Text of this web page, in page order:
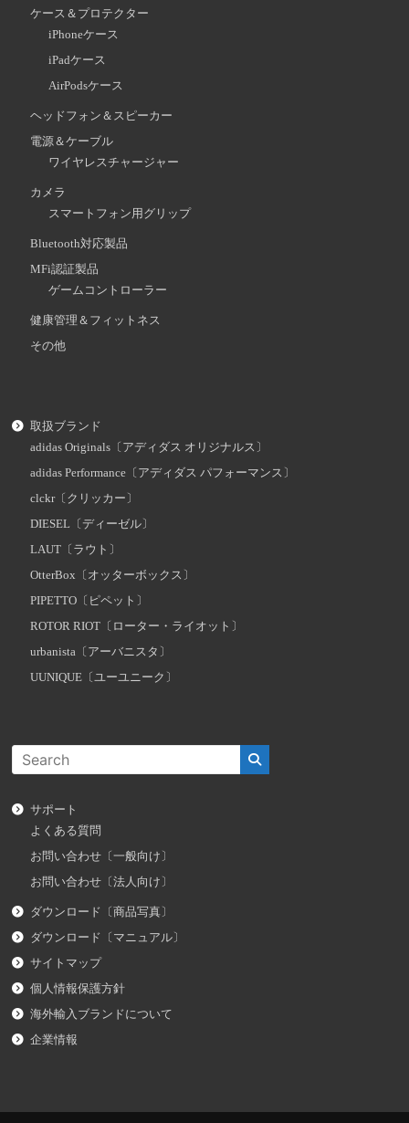
ケース＆プロテクター
iPhoneケース
iPadケース
AirPodsケース
ヘッドフォン＆スピーカー
電源＆ケーブル
ワイヤレスチャージャー
カメラ
スマートフォン用グリップ
Bluetooth対応製品
MFi認証製品
ゲームコントローラー
健康管理＆フィットネス
その他
取扱ブランド
adidas Originals〔アディダス オリジナルス〕
adidas Performance〔アディダス パフォーマンス〕
clckr〔クリッカー〕
DIESEL〔ディーゼル〕
LAUT〔ラウト〕
OtterBox〔オッターボックス〕
PIPETTO〔ピペット〕
ROTOR RIOT〔ローター・ライオット〕
urbanista〔アーバニスタ〕
UUNIQUE〔ユーユニーク〕
サポート
よくある質問
お問い合わせ〔一般向け〕
お問い合わせ〔法人向け〕
ダウンロード〔商品写真〕
ダウンロード〔マニュアル〕
サイトマップ
個人情報保護方針
海外輸入ブランドについて
企業情報